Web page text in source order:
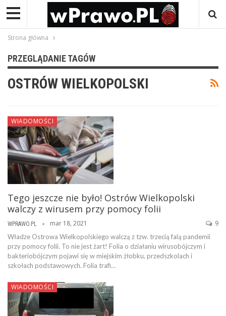
Strona główna
PRZEGLĄDANIE TAGÓW
OSTRÓW WIELKOPOLSKI
WIADOMOŚCI
Tego jeszcze nie było! Ostrów Wielkopolski
walczy z wirusem przy pomocy folii
WPRAWO.PL mar 18, 2021 9
Władze Ostrowa Wielkopolskiego walczą z tzw. trzecią falą pandemii
przy pomocy folii. To nie jest żart! Folia o działaniu wirusobójczym i
bakteriobójczym pojawi się w miejskim żłobku, przedszkolach i
szkołach podstawowych. Folia trafi…
WIADOMOŚCI